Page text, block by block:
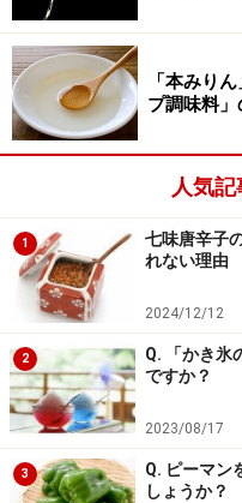
にはグルテンフリーダ
ません。しかし小麦ア
フリーダイエット」が
くいです。
強力粉と薄力粉
の作り方
強力粉は主にパン、餃
す。強力粉を使う料理
こね、強いグルテンを
す。特にパンは発酵中
ことでふんわり膨らみ
ために大切なんですね。
「本みり
プ調味料」
人気
1
七味唐辛子
れない理由
2024/12/12
2
Q. 「かき氷
ですか？
2023/08/17
3
Q. ピーマン
しょうか？